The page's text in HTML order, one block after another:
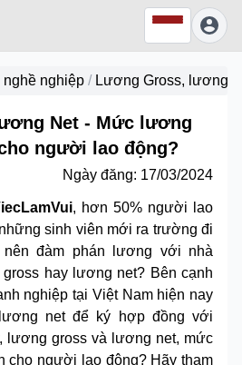
nghề nghiệp / Lương Gross, lương
Net - Mức lương
người lao động?
Ngày đăng: 17/03/2024
, hơn 50% người lao
sinh viên mới ra trường đi
đàm phán lương với nhà
hay lương net? Bên cạnh
nghiệp tại Việt Nam hiện nay
net để ký hợp đồng với
lương gross và lương net, mức
cho người lao động? Hãy tham